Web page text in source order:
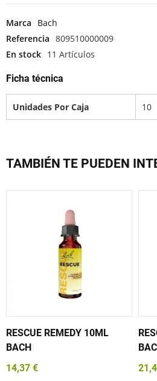
Marca
Bach
Referencia 809510000009
En stock 11 Artículos
Ficha técnica
Unidades Por Caja 10
TAMBIÉN TE PUEDEN
RESCUE REMEDY 10ML
BACH
14,37 €